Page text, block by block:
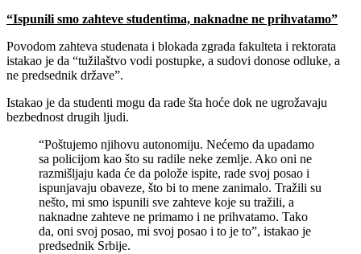
“Ispunili smo zahteve studentima, naknadne ne prihvatamo”
Povodom zahteva studenata i blokada zgrada fakulteta i rektorata
istakao je da “tužilaštvo vodi postupke, a sudovi donose odluke, a
ne predsednik države”.
Istakao je da studenti mogu da rade šta hoće dok ne ugrožavaju
bezbednost drugih ljudi.
“Poštujemo njihovu autonomiju. Nećemo da upadamo
sa policijom kao što su radile neke zemlje. Ako oni ne
razmišljaju kada će da polože ispite, rade svoj posao i
ispunjavaju obaveze, što bi to mene zanimalo. Tražili su
nešto, mi smo ispunili sve zahteve koje su tražili, a
naknadne zahteve ne primamo i ne prihvatamo. Tako
da, oni svoj posao, mi svoj posao i to je to”, istakao je
predsednik Srbije.